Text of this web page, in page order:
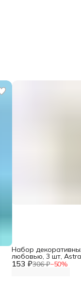
153 ₽306 ₽−50%
Набор
любовью, 3 шт,